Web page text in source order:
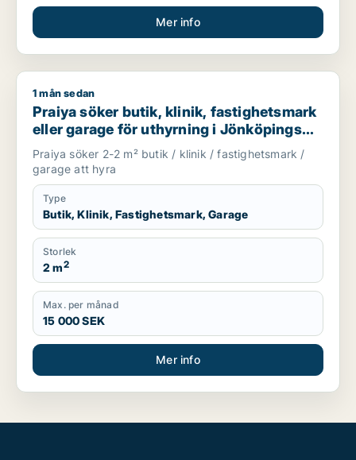
Mer info
Praiya söker butik, klinik, fastighetsmark eller garage för
1 mån sedan
Praiya söker butik, klinik, fastighetsmark
eller garage för uthyrning i Jönköpings
län
Praiya söker 2-2 m² butik / klinik / fastighetsmark /
garage att hyra
Type
Butik, Klinik, Fastighetsmark, Garage
Storlek
2 m2
Max. per månad
15 000 SEK
Mer info